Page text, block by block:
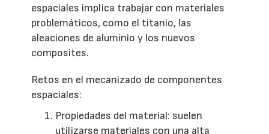
espaciales implica trabajar con materiales
problemáticos, como el titanio, las
aleaciones de aluminio y los nuevos
composites.
Retos en el mecanizado de componentes
espaciales:
Propiedades del material: suelen
utilizarse materiales con una alta